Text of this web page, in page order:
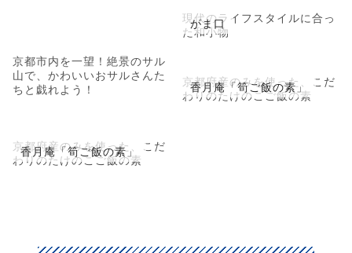
京都市内を一望！絶景のサル
山で、かわいいおサルさんた
ちと戯れよう！
がま口
現代のライフスタイルに合っ
た和小物
香月庵「筍ご飯の素」
京都府産のみを使った、こだ
わりのたけのこご飯の素
香月庵「筍ご飯の素」
京都府産のみを使った、こだ
わりのたけのこご飯の素